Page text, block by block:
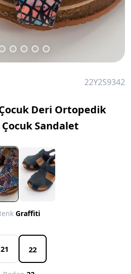
22Y2S9342
Deri Ortopedik
Sandalet
Graffiti
21 22